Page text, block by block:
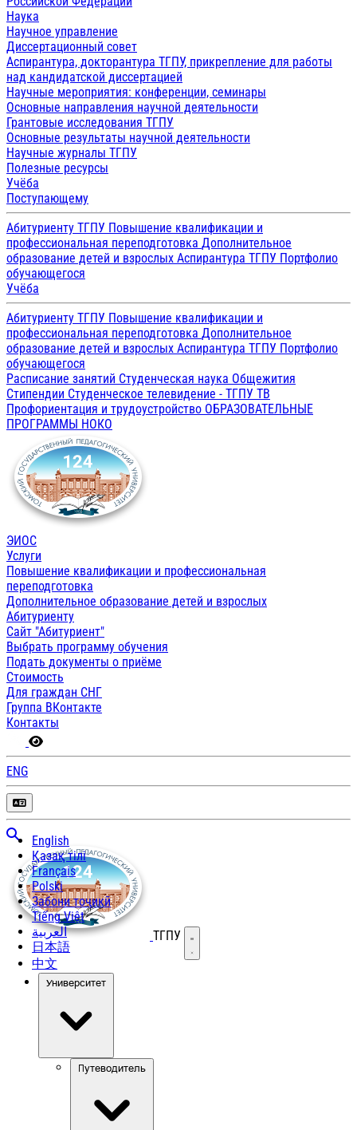
Наука
Научное управление
Диссертационный совет
Аспирантура, докторантура ТГПУ, прикрепление для работы
над кандидатской диссертацией
Научные мероприятия: конференции, семинары
Основные направления научной деятельности
Грантовые исследования ТГПУ
Основные результаты научной деятельности
Научные журналы ТГПУ
Полезные ресурсы
Учёба
Поступающему
Абитуриенту ТГПУ Повышение квалификации и
профессиональная переподготовка Дополнительное
образование детей и взрослых Аспирантура ТГПУ Портфолио
обучающегося
Учёба
Абитуриенту ТГПУ Повышение квалификации и
профессиональная переподготовка Дополнительное
образование детей и взрослых Аспирантура ТГПУ Портфолио
обучающегося
Расписание занятий Студенческая наука Общежития
Стипендии Студенческое телевидение - ТГПУ ТВ
Профориентация и трудоустройство ОБРАЗОВАТЕЛЬНЫЕ
ПРОГРАММЫ НОКО
ЭИОС
Услуги
Повышение квалификации и профессиональная
переподготовка
Дополнительное образование детей и взрослых
Абитуриенту
Сайт "Абитуриент"
Выбрать программу обучения
Подать документы о приёме
Стоимость
Для граждан СНГ
Группа ВКонтакте
Контакты
ENG
English
Қазақ тілі
Français
Polski
Забони тоҷикӣ
Tiếng Việt
العربية
日本語
中文
ТГПУ Открыть меню
Университет
Путеводитель